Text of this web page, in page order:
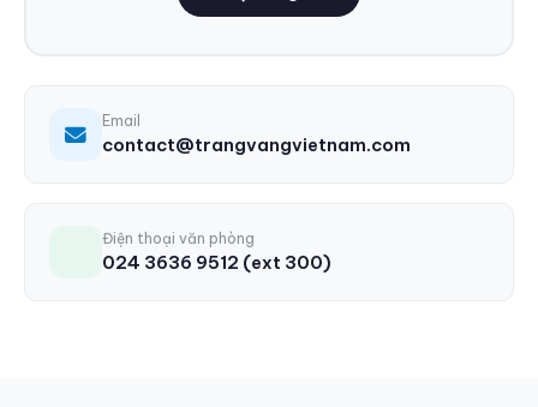
Email
contact@trangvangvietnam.com
Điện thoại văn phòng
024 3636 9512 (ext 300)